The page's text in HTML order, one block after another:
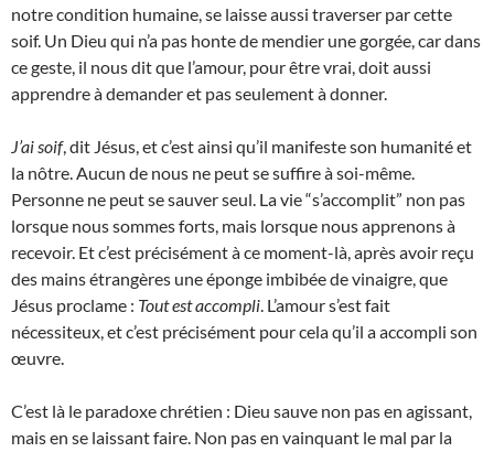
notre condition humaine, se laisse aussi traverser par cette
soif. Un Dieu qui n’a pas honte de mendier une gorgée, car dans
ce geste, il nous dit que l’amour, pour être vrai, doit aussi
apprendre à demander et pas seulement à donner.
J’ai soif, dit Jésus, et c’est ainsi qu’il manifeste son humanité et
la nôtre. Aucun de nous ne peut se suffire à soi-même.
Personne ne peut se sauver seul. La vie “s’accomplit” non pas
lorsque nous sommes forts, mais lorsque nous apprenons à
recevoir. Et c’est précisément à ce moment-là, après avoir reçu
des mains étrangères une éponge imbibée de vinaigre, que
Jésus proclame : Tout est accompli. L’amour s’est fait
nécessiteux, et c’est précisément pour cela qu’il a accompli son
œuvre.
C’est là le paradoxe chrétien : Dieu sauve non pas en agissant,
mais en se laissant faire. Non pas en vainquant le mal par la